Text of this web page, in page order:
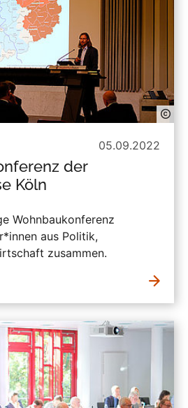
05.09.2022
der
Köln
Wohnbaukonferenz
aus Politik,
zusammen.